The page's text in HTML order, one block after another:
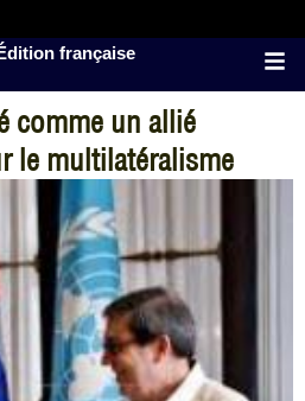
française
comme un allié
le multilatéralisme